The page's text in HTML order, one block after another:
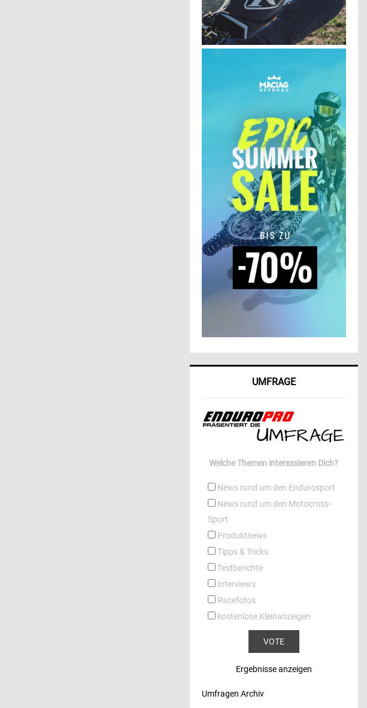
UMFRAGE
Welche Themen interessieren Dich?
News rund um den Endurosport
News rund um den Motocross-
Sport
Produktnews
Tipps & Tricks
Testberichte
Interviews
Racefotos
kostenlose Kleinanzeigen
Ergebnisse anzeigen
Umfragen Archiv